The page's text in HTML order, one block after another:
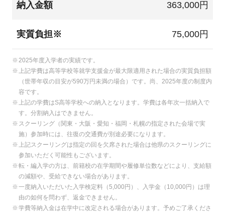
納入金額 363,000円
実質負担※ 75,000円
2025年度入学者の実績です。
上記学費は高等学校等就学支援金が最大限適用された場合の実質負担額
（世帯年収の目安が590万円未満の場合）です。尚、2025年度の制度内
容です。
上記の学費はS高等学校への納入となります。学費は各年次一括納入で
す。分割納入はできません。
スクーリング（関東・大阪・愛知・福岡・札幌の指定された会場で実
施）参加時には、往復の交通費が別途必要になります。
上記スクーリングは指定の回を欠席された場合は他県のスクーリングに
参加いただく可能性もございます。
転・編入学の方は、前籍校の在学期間や履修単位数などにより、支給額
の減額や、受給できない場合があります。
一度納入いただいた入学検定料（5,000円）、入学金（10,000円）は理
由の如何を問わず、返金できません。
学費等納入金は在学中に改定される場合があります。予めご了承くださ